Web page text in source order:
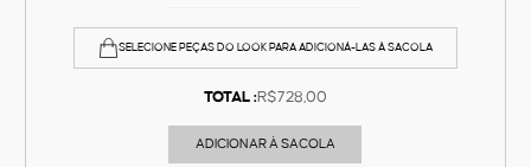
SELECIONE PEÇAS DO LOOK PARA ADICIONÁ-LAS À SACOLA
TOTAL :R$728,00
ADICIONAR À SACOLA